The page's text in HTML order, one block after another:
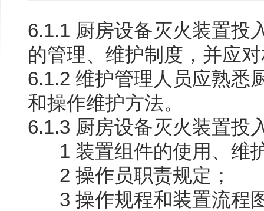
6.1.1 厨房设备灭火装置投
的管理、维护制度，并应
6.1.2 维护管理人员应熟悉
和操作维护方法。
6.1.3 厨房设备灭火装置投
1 装置组件的使用、维
2 操作员职责规定；
3 操作规程和装置流程